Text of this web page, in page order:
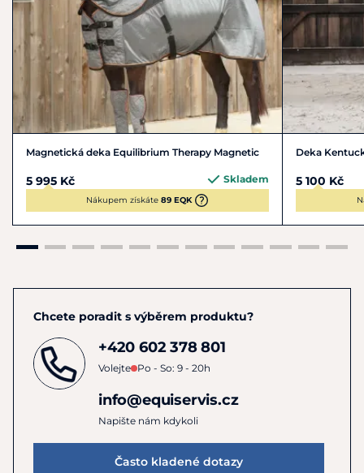
nebo kardiostimulátory, otevřené rány nebo infekce,
pilepsie nebo jiné neurologické poruchy...
Magnetická deka Equilibrium Therapy Magnetic
5 995 Kč Skladem
Nákupem získáte89 EQK
Deka
5 100 Kč
Chcete poradit s výběrem produktu?
+420 602 378 801
Volejte Po - So: 9 - 20h
info@equiservis.cz
Napište nám kdykoli
Často kladené dotazy